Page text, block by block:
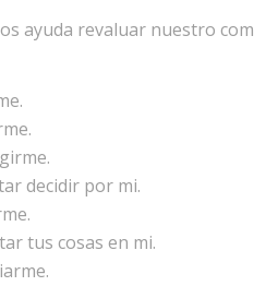
ayuda revaluar nuestro
decidir por mi.
tus cosas en mi.